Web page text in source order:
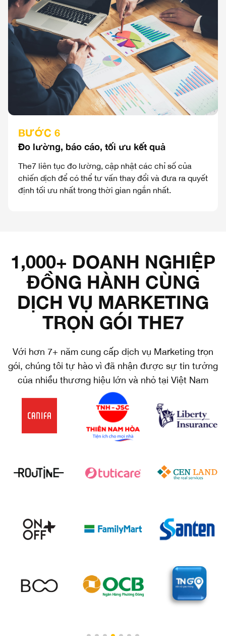
BƯỚC 6
Đo lường, báo cáo, tối ưu kết quả
The7 liên tục đo lường, cập nhật các chỉ số của
chiến dịch để có thể tư vấn thay đổi và đưa ra quyết
định tối ưu nhất trong thời gian ngắn nhất.
1,000+ DOANH NGHIỆP
ĐỒNG HÀNH CÙNG
DỊCH VỤ MARKETING
TRỌN GÓI THE7
Với hơn 7+ năm cung cấp dịch vụ Marketing trọn
gói, chúng tôi tự hào vì đã nhận được sự tin tưởng
của nhiều thương hiệu lớn và nhỏ tại Việt Nam